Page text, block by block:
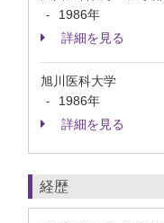
-
1986年
詳細を見る
旭川医科大学
-
1986年
詳細を見る
経歴